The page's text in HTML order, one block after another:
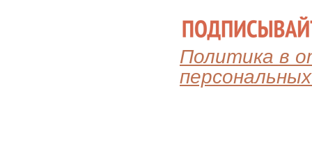
Политика в